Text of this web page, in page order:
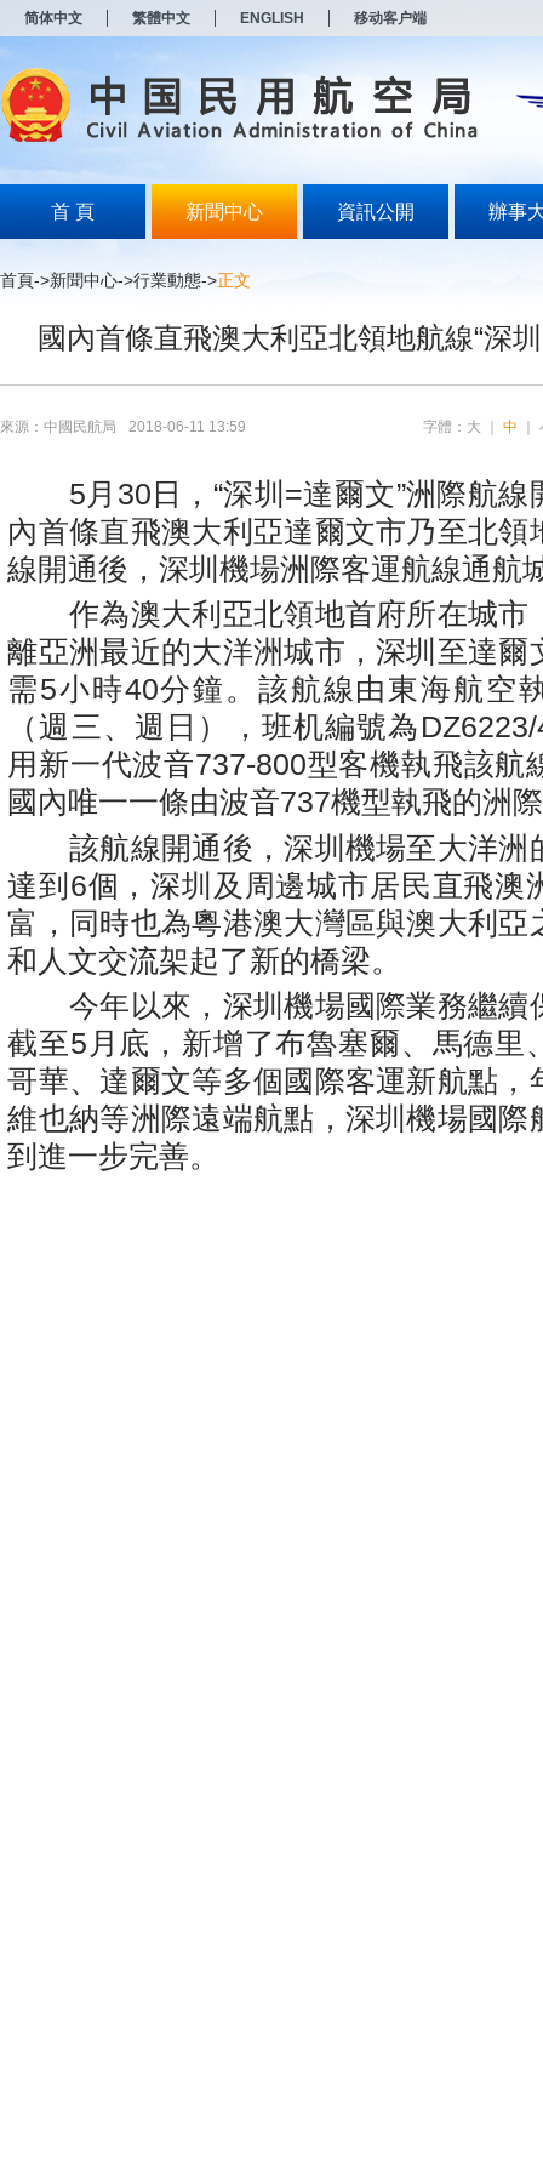
简体中文 繁體中文 ENGLISH 移动客户端
首 頁 新聞中心 資訊公開 辦事
首頁->新聞中心->行業動態->正文
國內首條直飛澳大利亞北領地航線“深
來源：中國民航局 2018-06-11 13:59 字體： 大 中
5月30日，“深圳=達爾文”洲際航線
內首條直飛澳大利亞達爾文市乃至北領
線開通後，深圳機場洲際客運航線通航
作為澳大利亞北領地首府所在城市
離亞洲最近的大洋洲城市，深圳至達爾
需5小時40分鐘。該航線由東海航空
（週三、週日），班机編號為
用新一代波音737-800型客機執飛該航
國內唯一一條由波音737機型執飛的洲
該航線開通後，深圳機場至大洋洲
達到6個，深圳及周邊城市居民直飛澳
富，同時也為粵港澳大灣區與澳大利亞
和人文交流架起了新的橋梁。
今年以來，深圳機場國際業務繼續
截至5月底，新增了布魯塞爾、馬德里
哥華、達爾文等多個國際客運新航點，
維也納等洲際遠端航點，深圳機場國際
到進一步完善。
打
开
无
障
说
按
Alt
开